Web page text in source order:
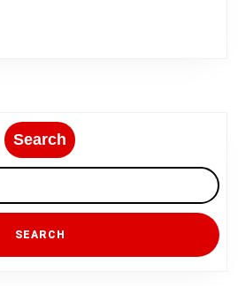
Search